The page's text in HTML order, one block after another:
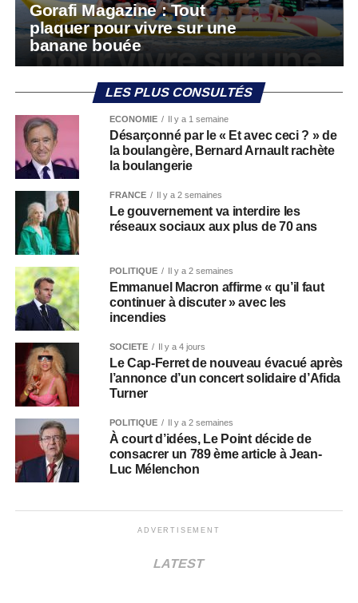
Gorafi Magazine : Tout
plaquer pour vivre sur une
banane bouée
LES PLUS CONSULTÉS
ECONOMIE Il y a 1 semaine
Désarçonné par le « Et avec ceci ? » de
la boulangère, Bernard Arnault rachète
la boulangerie
FRANCE Il y a 2 semaines
Le gouvernement va interdire les
réseaux sociaux aux plus de 70 ans
POLITIQUE Il y a 2 semaines
Emmanuel Macron affirme « qu’il faut
continuer à discuter » avec les
incendies
SOCIÉTÉ Il y a 4 jours
Le Cap-Ferret de nouveau évacué après
l’annonce d’un concert solidaire d’Afida
Turner
POLITIQUE Il y a 2 semaines
À court d’idées, Le Point décide de
consacrer un 789 ème article à Jean-
Luc Mélenchon
ADVERTISEMENT
LATEST